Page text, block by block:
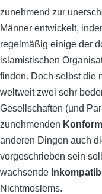
zunehmend zur
Männer entwickelt,
regelmäßig einige der
islamistischen
finden. Doch selbst die
weltweit zwei sehr
Gesellschaften (und
zunehmenden
anderen Dingen auch
vorgeschrieben sein
wachsende
Nichtmoslems.